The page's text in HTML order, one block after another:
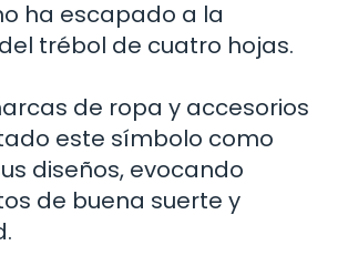
ha escapado a la
trébol de cuatro hojas.
de ropa y accesorios
este símbolo como
diseños, evocando
de buena suerte y